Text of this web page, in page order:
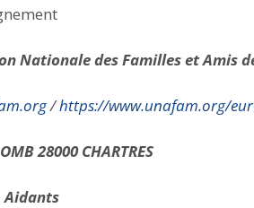
Nationale des Familles et Amis
/https://www.unafam.org/
28000CHARTRES
Aidants